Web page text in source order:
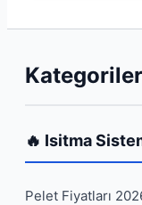
🔥 Isitma
Pelet Fiyatları